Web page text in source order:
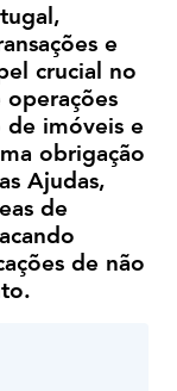
e
crucial no
de imóveis e
obrigação
Ajudas,
de
de não